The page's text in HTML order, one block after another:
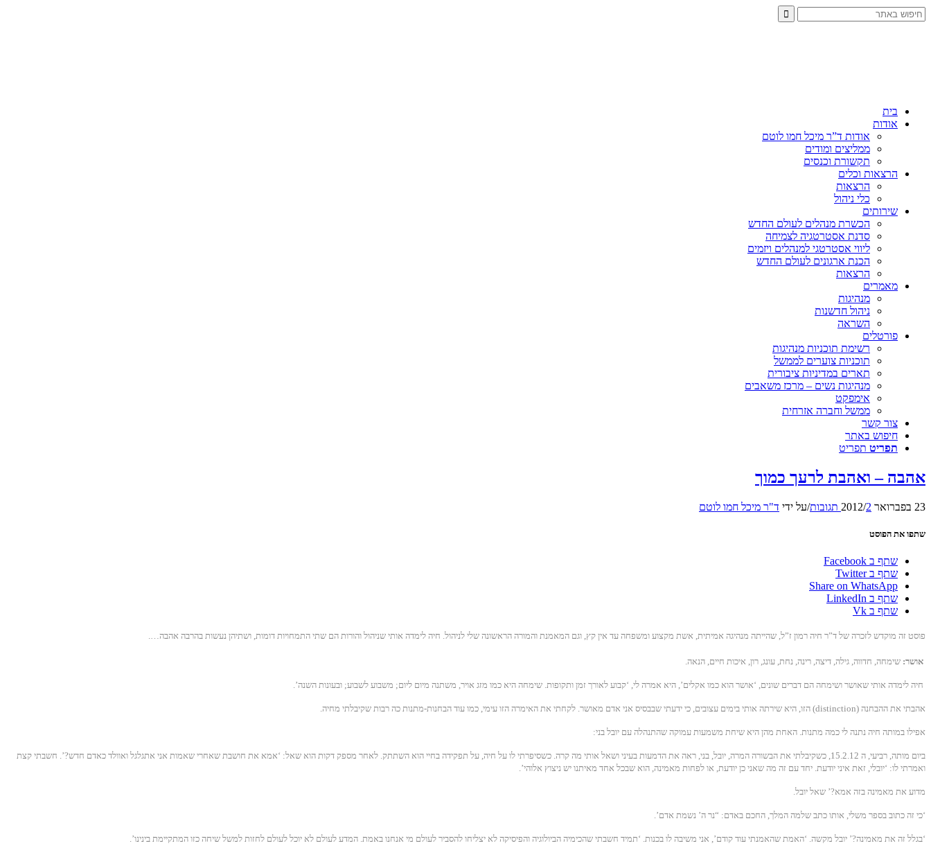
בית
אודות
אודות ד”ר מיכל חמו לוטם
ממליצים ומודים
תקשורת וכנסים
הרצאות וכלים
הרצאות
כלי ניהול
שירותים
הכשרת מנהלים לעולם החדש
סדנת אסטרטגיה לצמיחה
ליווי אסטרטגי למנהלים ויזמים
הכנת ארגונים לעולם החדש
הרצאות
מאמרים
מנהיגות
ניהול חדשנות
השראה
פורטלים
רשימת תוכניות מנהיגות
תוכניות צוערים לממשל
תארים במדיניות ציבורית
מנהיגות נשים – מרכז משאבים
אימפקט
ממשל וחברה אזרחית
צור קשר
חיפוש באתר
תפריט תפריט
אהבה – ואהבת לרעך כמוך
23 בפברואר 2012 /2 תגובות /על ידי ד"ר מיכל חמו לוטם
שתפו את הפוסט
שתף ב Facebook
שתף ב Twitter
Share on WhatsApp
שתף ב LinkedIn
שתף ב Vk
פוסט זה מוקדש לזכרה של ד”ר חיה רמון ז”ל, שהייתה מנהיגה אמיתית, אשת מקצוע ומשפחה עד אין קץ, וגם המאמנת והמורה הראשונה שלי לניהול. חיה לימדה אותי שניהול והורות הם שתי התמחויות דומות, ושתיהן נעשות בהרבה אהבה….
אושר: שימחה, חדווה, גילה, דיצה, רינה, נחת, עונג, רון, איכות חיים, הנאה.
חיה לימדה אותי שאושר ושימחה הם דברים שונים, ‘אושר הוא כמו אקלים’, היא אמרה לי, ‘קבוע לאורך זמן ותקופות. שימחה היא כמו מזג אויר, משתנה מיום ליום; משבוע לשבוע; ובעונות השנה’.
אהבתי את ההבחנה (distinction) הזו, היא שירתה אותי בימים עצובים, כי ידעתי שבבסיס אני אדם מאושר. לקחתי את האימרה הזו עימי, כמו עוד הבחנות-מתנות כה רבות שקיבלתי מחיה.
אפילו במותה חיה נתנה לי כמה מתנות. האחת מהן היא שיחת משמעות עמוקה שהתנהלה עם יובל בני:
ביום מותה, רביעי, ה 15.2.12, כשקיבלתי את הבשורה המרה, יובל, בני, ראה את הדמעות בעיני ושאל אותי מה קרה. כשסיפרתי לו על חיה, על תפקידה בחיי הוא השתתק. לאחר מספק דקות הוא שאל: ‘אמא את חושבת שאחרי שאמות אני אתגלגל ואוולד כאדם חדש?’. חשבתי קצת
ואמרתי לו: ‘יובלי, זאת איני יודעת. יחד עם זה מה שאני כן יודעת, או לפחות מאמינה, הוא שבכל אחד מאיתנו יש ניצוץ אלוהי’.
מדוע את מאמינה בזה אמא?’ שאל יובל.
‘כי זה כתוב בספר משלי, אותו כתב שלמה המלך, החכם באדם: “נר ה’ נשמת אדם’.
‘בגלל זה את מאמינה?’ יובל מקשה. ‘האמת שהאמנתי עוד קודם’, אני משיבה לו בכנות. ‘תמיד חשבתי שהכימיה הביולוגיה והפיסיקה לא יצליחו להסביר לעולם מי אנחנו באמת. המדע לעולם לא יוכל לעולם לחזות למשל שיחה כזו המתקיימת בינינו’.